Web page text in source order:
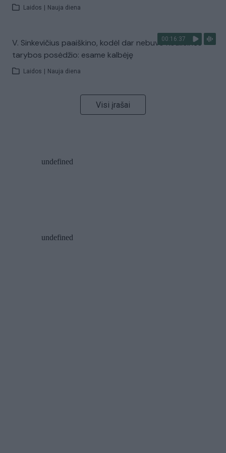
Laidos Nauja diena
00:16:37
V. Sinkevičius paaiškino, kodėl dar nebuvo Koalicinės
tarybos posėdžio: esame kalbėję
Laidos Nauja diena
Visi įrašai